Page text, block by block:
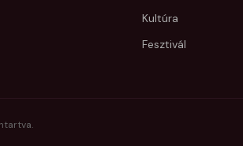
Kultúra
Fesztivál